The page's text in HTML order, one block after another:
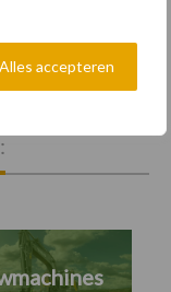
Alles accepteren